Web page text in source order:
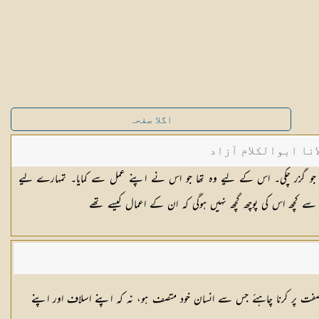
اگلا صفحہ
ابوالکلام آزاد
جو گزر چکی۔ اس کے لیے وہ تھا جو اس نے اپنے عمل سے کمایا۔ تمہارے لیے
کچھ اس کی پوچھ گچھ نہیں ہوگی کہ ان کے اعمال کیسے تھے
پر کرنا چاہئے جس سے انسان خود متصف ہو، نہ کہ اپنے اسلاف اور اپنے